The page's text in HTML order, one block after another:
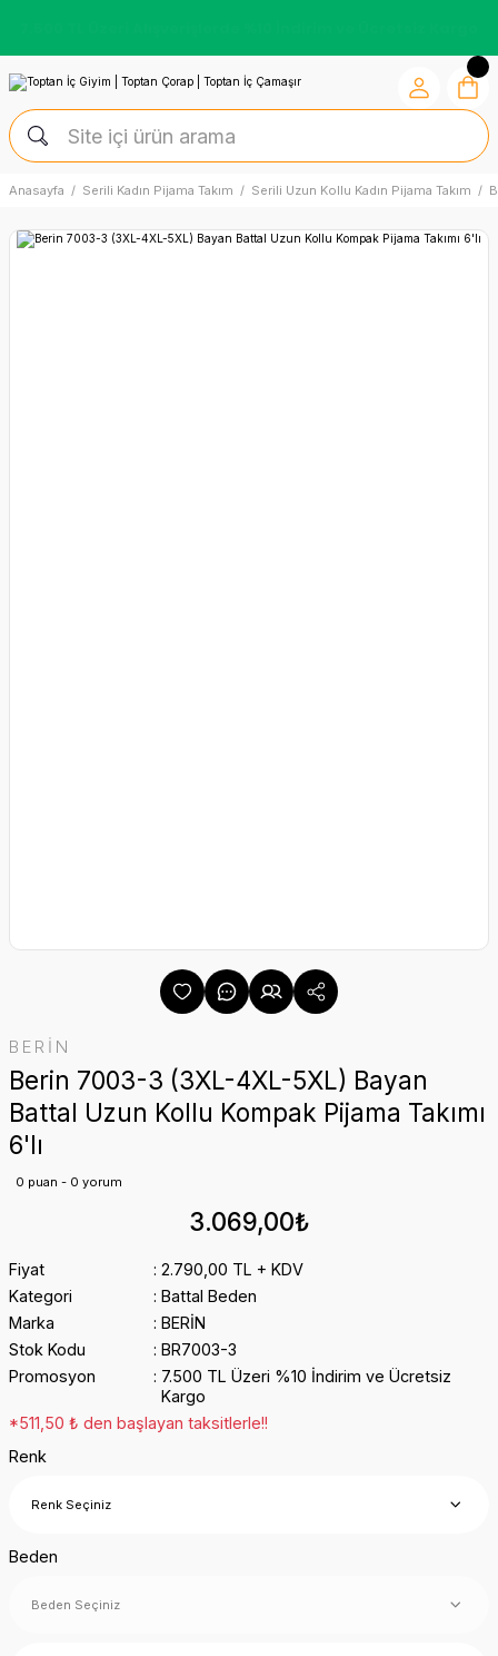
Anasayfa Serili Kadın Pijama Takım Serili Uzun Kollu Kadın Pijama Takım
BERİN
Berin 7003-3 (3XL-4XL-5XL) Bayan
Battal Uzun Kollu Kompak Pijama Takımı
6'lı
0 puan - 0 yorum
3.069,00₺
Fiyat
2.790,00 TL + KDV
Kategori
Battal Beden
Marka
BERİN
Stok Kodu
BR7003-3
Promosyon
7.500 TL Üzeri %10 İndirim ve Ücretsiz
Kargo
*511,50 ₺ den başlayan taksitlerle!!
Renk
Beden